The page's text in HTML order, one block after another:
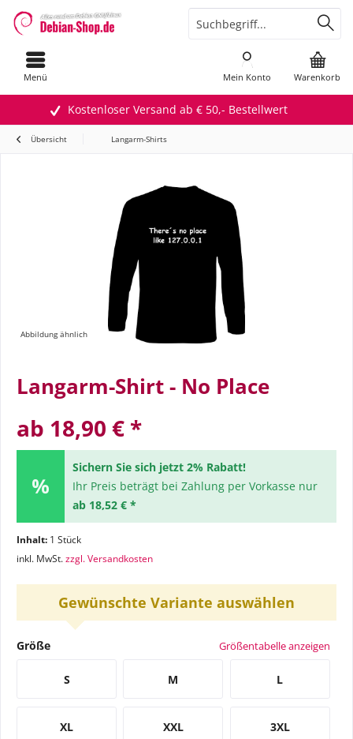
Kostenloser Versand ab € 50,- Bestellwert
Menü Warenkorb
Mein Konto
Übersicht Langarm-Shirts
Abbildung ähnlich
Langarm-Shirt - No Place
ab 18,90 € *
Sichern Sie sich jetzt 2% Rabatt!
Ihr Preis beträgt bei Zahlung per Vorkasse nur
ab 18,52 € *
Inhalt: 1 Stück
inkl. MwSt.zzgl. Versandkosten
Gewünschte Variante auswählen
Größe Größentabelle anzeigen
S M L
XL XXL 3XL